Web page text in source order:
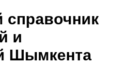
и
Шымкента